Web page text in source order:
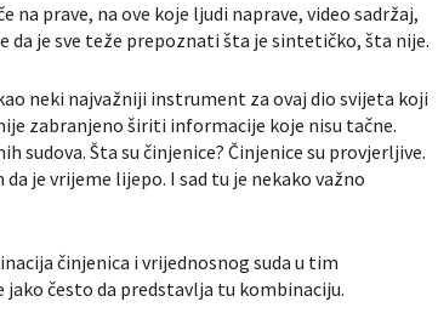
prave, na ove koje ljudi naprave, video sadržaj,
da je sve teže prepoznati šta je sintetičko, šta nije.
neki najvažniji instrument za ovaj dio svijeta koji
zabranjeno širiti informacije koje nisu tačne.
sudova. Šta su činjenice? Činjenice su provjerljive.
da je vrijeme lijepo. I sad tu je nekako važno
činjenica i vrijednosnog suda u tim
jako često da predstavlja tu kombinaciju.